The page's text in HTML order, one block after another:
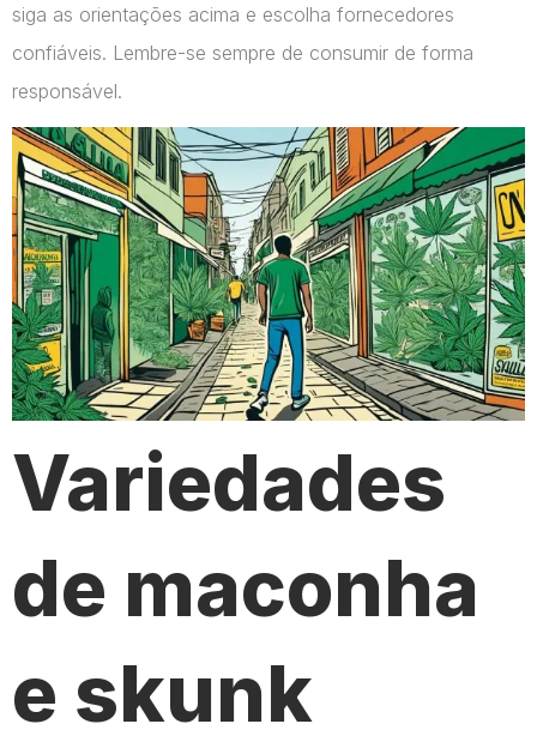
siga as orientações acima e escolha fornecedores
confiáveis. Lembre-se sempre de consumir de forma
responsável.
Variedades
de maconha
e skunk